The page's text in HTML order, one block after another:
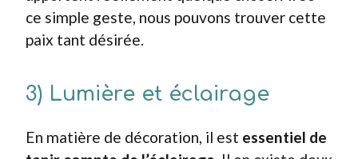
ce simple geste, nous pouvons trouver cette
paix tant désirée.
3) Lumière et éclairage
En matière de décoration, il est essentiel de